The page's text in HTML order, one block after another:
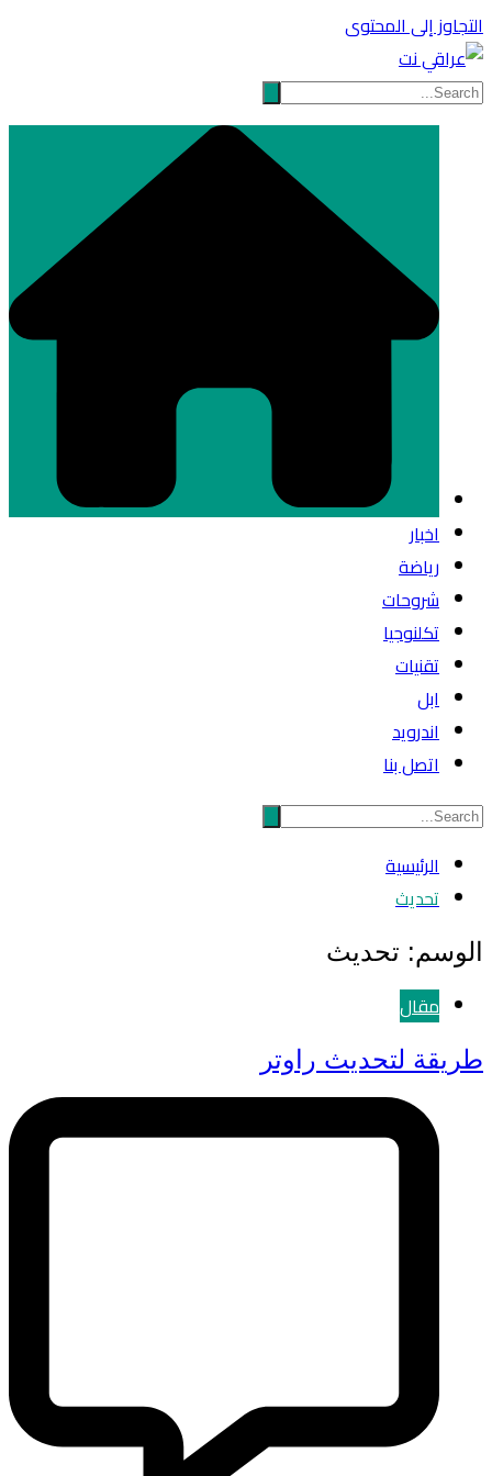
التجاوز إلى المحتوى
اخبار
رياضة
شروحات
تكلنوجيا
تقنيات
ابل
اندرويد
اتصل بنا
الرئيسية
تحديث
الوسم: تحديث
مقال
طريقة لتحديث راوتر